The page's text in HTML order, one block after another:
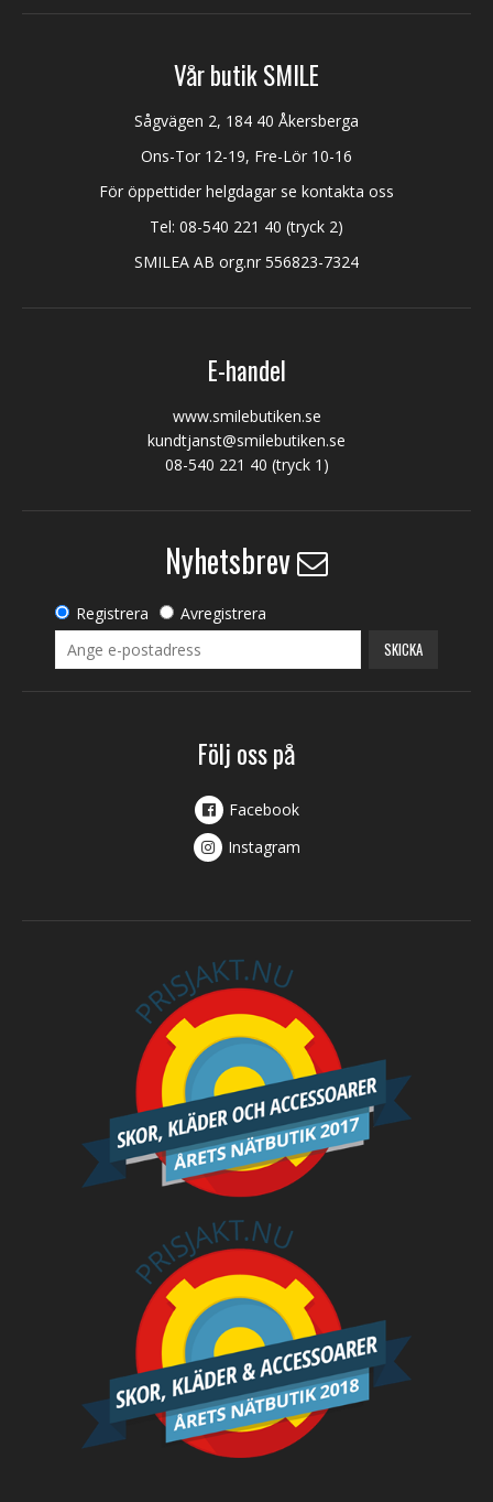
Vår butik SMILE
Sågvägen 2, 184 40 Åkersberga
Ons-Tor 12-19, Fre-Lör 10-16
För öppettider helgdagar se kontakta oss
Tel: 08-540 221 40 (tryck 2)
SMILEA AB org.nr 556823-7324
E-handel
www.smilebutiken.se
kundtjanst@smilebutiken.se
08-540 221 40 (tryck 1)
Nyhetsbrev
Registrera Avregistrera
SKICKA
Följ oss på
Facebook
Instagram